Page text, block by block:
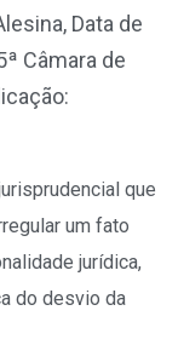
Data de
Câmara de
que
um fato
jurídica,
do desvio da